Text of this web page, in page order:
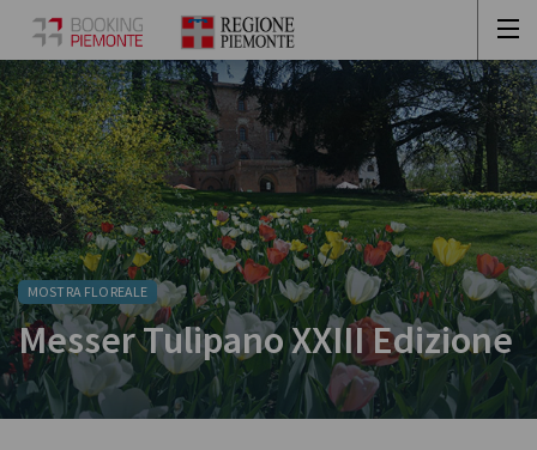
MOSTRA FLOREALE
Messer Tulipano XXIII Edizione